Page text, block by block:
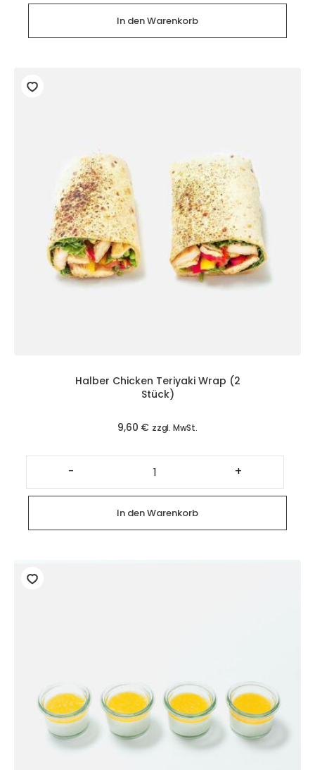
(4
Stück)
Menge
In den Warenkorb
Halber Chicken Teriyaki Wrap (2
Stück)
9,60 € zzgl. MwSt.
-
Halber
Chicken
Teriyaki
Wrap
(2
Stück)
Menge
+
In den Warenkorb